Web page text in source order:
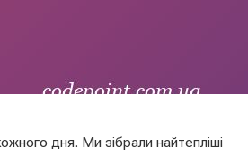
дня. Ми зібрали найтепліші